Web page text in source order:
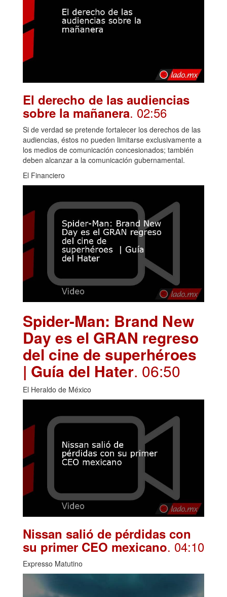
El derecho de las audiencias
sobre la mañanera. 02:56
Si de verdad se pretende fortalecer los derechos de las
audiencias, éstos no pueden limitarse exclusivamente a
los medios de comunicación concesionados; también
deben alcanzar a la comunicación gubernamental.
El Financiero
Spider-Man: Brand New
Day es el GRAN regreso
del cine de superhéroes
| Guía del Hater. 06:50
El Heraldo de México
Nissan salió de pérdidas con
su primer CEO mexicano. 04:10
Expresso Matutino